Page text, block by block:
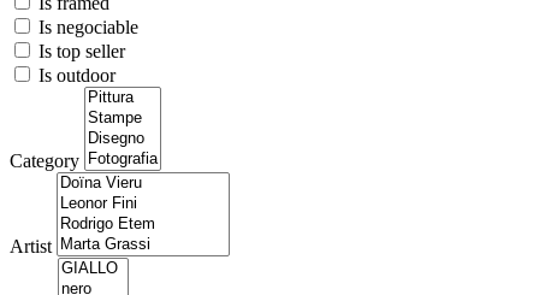
Is negociable
Is top seller
Is outdoor
Category
Artist